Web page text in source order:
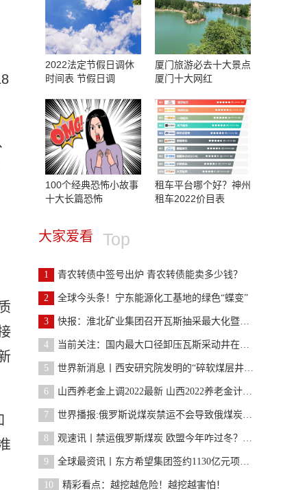
2022法定节假日调休
时间表 节假日调
厦门旅游必去十大景点
厦门十大网红
100个经典恐怖小故事
十大长篇恐怖
租车平台哪个好？神州
租车2022价目表
大家爱看 Top
1 青农转债中签号出炉 青农转债能卖多少钱？
2 全球今头条！宁东能源化工基地的绿色“蝶变”
3 快报：淮北矿业集团召开瓦斯抽采最大化暨地面水平井
4 当前关注：国内最大口径卸压瓦斯采动井在杨柳矿再创
5 世界新消息丨西安研究院发明的“碎软煤层井下递进式
6 山西养老金上调2022最新 山西2022养老金计发基数
7 世界播报:俄罗斯说煤炭禁运不会导致俄煤炭出口严重
8 观速讯丨禁运俄罗斯煤炭 欧盟今年咋过冬？这下麻烦
9 全球最资讯丨东方希望集团签约1130亿元项目！包括煤
10 精彩看点：越挖越危险！越挖越害怕！